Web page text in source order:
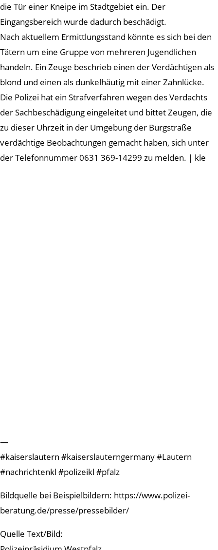
die Tür einer Kneipe im Stadtgebiet ein. Der
Eingangsbereich wurde dadurch beschädigt.
Nach aktuellem Ermittlungsstand könnte es sich bei den
Tätern um eine Gruppe von mehreren Jugendlichen
handeln. Ein Zeuge beschrieb einen der Verdächtigen als
blond und einen als dunkelhäutig mit einer Zahnlücke.
Die Polizei hat ein Strafverfahren wegen des Verdachts
der Sachbeschädigung eingeleitet und bittet Zeugen, die
zu dieser Uhrzeit in der Umgebung der Burgstraße
verdächtige Beobachtungen gemacht haben, sich unter
der Telefonnummer 0631 369-14299 zu melden. | kle
—
#kaiserslautern #kaiserslauterngermany #Lautern
#nachrichtenkl #polizeikl #pfalz
Bildquelle bei Beispielbildern: https://www.polizei-
beratung.de/presse/pressebilder/
Quelle Text/Bild: